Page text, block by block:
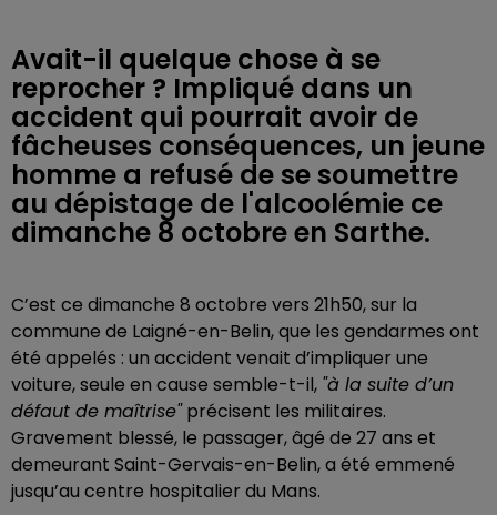
Avait-il quelque chose à se
reprocher ? Impliqué dans un
accident qui pourrait avoir de
fâcheuses conséquences, un jeune
homme a refusé de se soumettre
au dépistage de l'alcoolémie ce
dimanche 8 octobre en Sarthe.
C’est ce dimanche 8 octobre vers 21h50, sur la
commune de Laigné-en-Belin, que les gendarmes ont
été appelés : un accident venait d’impliquer une
voiture, seule en cause semble-t-il, "à la suite d’un
défaut de maîtrise"précisent les militaires.
Gravement blessé, le passager, âgé de 27 ans et
demeurant Saint-Gervais-en-Belin, a été emmené
jusqu’au centre hospitalier du Mans.